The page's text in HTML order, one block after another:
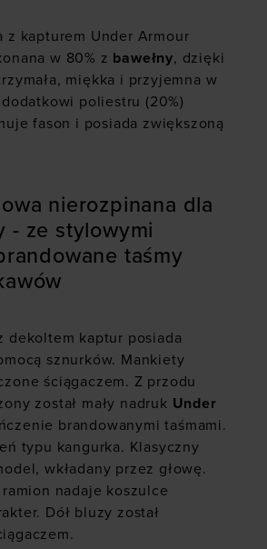
z kapturem Under Armour
w 80% z bawełny, dzięki
miękka i przyjemna w
poliestru (20%)
fason i posiada zwiększoną
nierozpinana dla
- ze stylowymi
taśmy
dekoltem kaptur posiada
sznurków. Mankiety
ściągaczem. Z przodu
został mały nadruk Under
brandowanymi taśmami.
typu kangurka. Klasyczny
wkładany przez głowę.
nadaje koszulce
Dół bluzy został